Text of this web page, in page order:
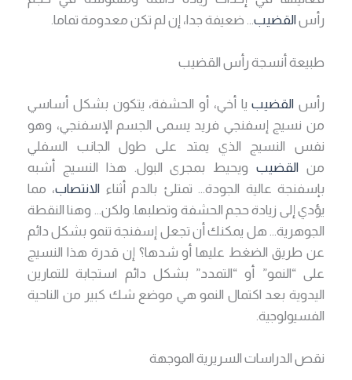
رأسالقضيب… ضعيفة جدا، إن لم تكن معدومة تماما.
طبيعة أنسجة رأس القضيب
رأس القضيبيا أخي، أو الحشفة، يتكون بشكل أساسي
من نسيج إسفنجي فريد يسمى الجسم الإسفنجي، وهو
نفس النسيج الذي يمتد على طول الجانب السفلي
من القضيبويحيط بمجرى البول. هذا النسيج أشبه
بإسفنجة عالية الجودة… تمتلئ بالدم أثناء الانتصاب، مما
يؤدي إلى زيادة حجم الحشفة وتصلبها. ولكن… وهنا النقطة
الجوهرية… هل يمكنك أن تجعل إسفنجة تنمو بشكل دائم
عن طريق الضغط عليها أو شدها؟ إن قدرة هذا النسيج
على “النمو” أو “التمدد” بشكل دائم استجابة للتمارين
اليدوية بعد اكتمال النمو هي موضع شك كبير من الناحية
الفسيولوجية.
نقص الدراسات السريرية الموجهة